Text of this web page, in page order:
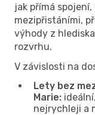
jak přímá
mezipřistáními,
výhody z
rozvrhu.
V závislosti na
Lety bez
Marie:
nejrychleji a